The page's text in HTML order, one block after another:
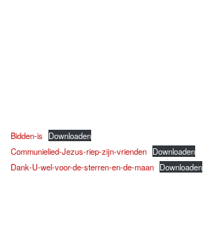
Bidden-is
Downloaden
Communielied-Jezus-riep-zijn-vrienden Downloaden
Dank-U-wel-voor-de-sterren-en-de-maan Downloaden